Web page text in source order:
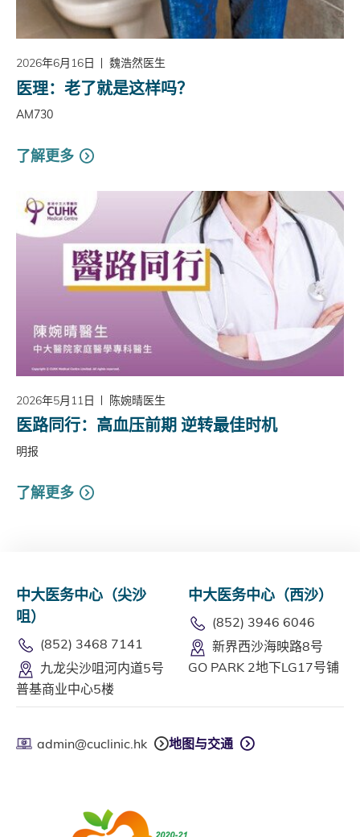
2026年6月16日 魏浩然医生
医理：老了就是这样吗？
AM730
了解更多
2026年5月11日 陈婉晴医生
医路同行：高血压前期 逆转最佳时机
明报
了解更多
中大医务中心（尖沙
咀）
(852) 3468 7141
九龙尖沙咀河内道5号
普基商业中心5楼
中大医务中心（西沙）
(852) 3946 6046
新界西沙海映路8号
GO PARK 2地下LG17号铺
admin@cuclinic.hk 地图与交通